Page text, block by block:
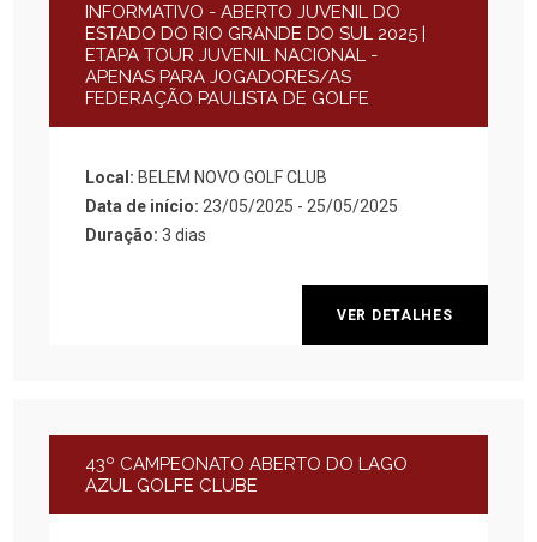
INFORMATIVO - ABERTO JUVENIL DO
ESTADO DO RIO GRANDE DO SUL 2025 |
ETAPA TOUR JUVENIL NACIONAL -
APENAS PARA JOGADORES/AS
FEDERAÇÃO PAULISTA DE GOLFE
Local: BELEM NOVO GOLF CLUB
Data de início: 23/05/2025 - 25/05/2025
Duração:3 dias
VER DETALHES
43º CAMPEONATO ABERTO DO LAGO
AZUL GOLFE CLUBE